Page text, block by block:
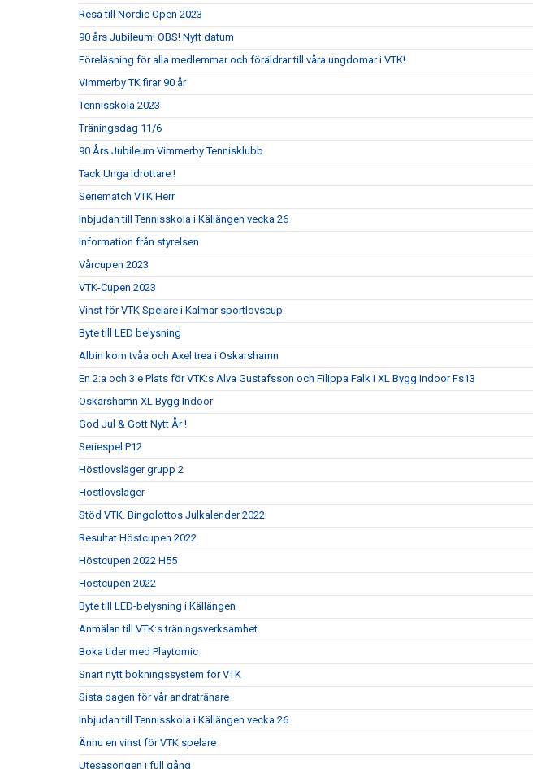
Resa till Nordic Open 2023
90 års Jubileum! OBS! Nytt datum
Föreläsning för alla medlemmar och föräldrar till våra ungdomar i VTK!
Vimmerby TK firar 90 år
Tennisskola 2023
Träningsdag 11/6
90 Års Jubileum Vimmerby Tennisklubb
Tack Unga Idrottare !
Seriematch VTK Herr
Inbjudan till Tennisskola i Källängen vecka 26
Information från styrelsen
Vårcupen 2023
VTK-Cupen 2023
Vinst för VTK Spelare i Kalmar sportlovscup
Byte till LED belysning
Albin kom tvåa och Axel trea i Oskarshamn
En 2:a och 3:e Plats för VTK:s Alva Gustafsson och Filippa Falk i XL Bygg Indoor Fs13
Oskarshamn XL Bygg Indoor
God Jul & Gott Nytt År !
Seriespel P12
Höstlovsläger grupp 2
Höstlovsläger
Stöd VTK. Bingolottos Julkalender 2022
Resultat Höstcupen 2022
Höstcupen 2022 H55
Höstcupen 2022
Byte till LED-belysning i Källängen
Anmälan till VTK:s träningsverksamhet
Boka tider med Playtomic
Snart nytt bokningssystem för VTK
Sista dagen för vår andratränare
Inbjudan till Tennisskola i Källängen vecka 26
Ännu en vinst för VTK spelare
Utesäsongen i full gång